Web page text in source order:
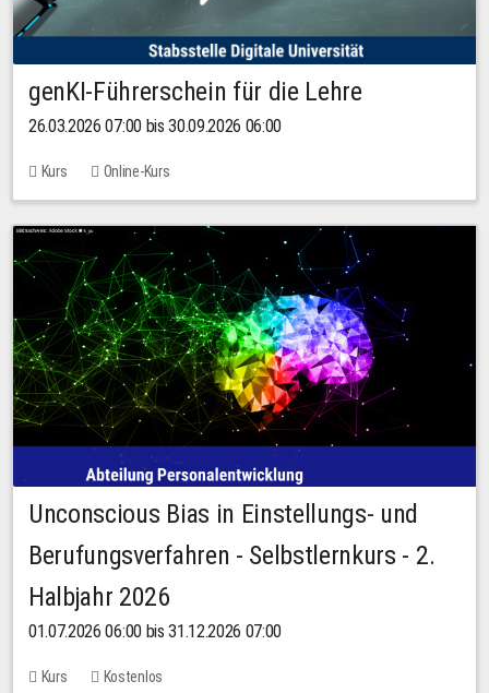
genKI-Führerschein für die Lehre
26.03.2026 07:00 bis 30.09.2026 06:00
Kurs Online-Kurs
Unconscious Bias in Einstellungs- und
Berufungsverfahren - Selbstlernkurs - 2.
Halbjahr 2026
01.07.2026 06:00 bis 31.12.2026 07:00
Kurs Kostenlos